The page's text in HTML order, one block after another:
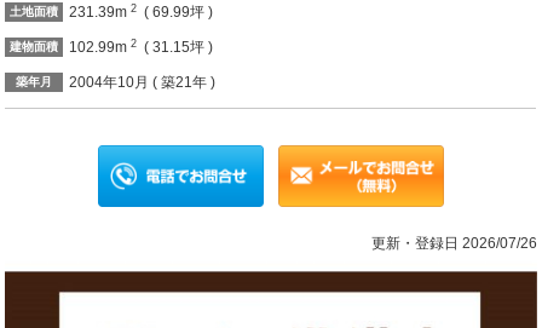
土地面積 231.39m2 ( 69.99坪 )
建物面積 102.99m2 ( 31.15坪 )
築年月 2004年10月 ( 築21年 )
更新・登録日 2026/07/26